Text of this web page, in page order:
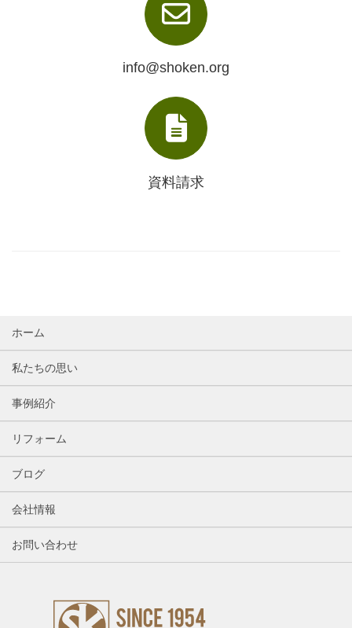
info@shoken.org
資料請求
ホーム
私たちの思い
事例紹介
リフォーム
ブログ
会社情報
お問い合わせ